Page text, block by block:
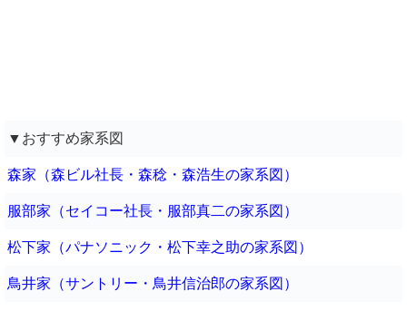
▼おすすめ家系図
森家（森ビル社長・森稔・森浩生の家系図）
服部家（セイコー社長・服部真二の家系図）
松下家（パナソニック・松下幸之助の家系図）
鳥井家（サントリー・鳥井信治郎の家系図）